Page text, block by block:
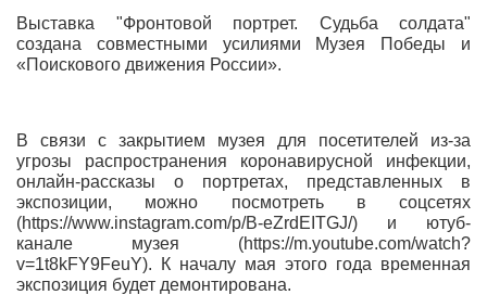
Выставка "Фронтовой портрет. Судьба солдата"
создана совместными усилиями Музея Победы и
«Поискового движения России».
В связи с закрытием музея для посетителей из-за
угрозы распространения коронавирусной инфекции,
онлайн-рассказы о портретах, представленных в
экспозиции, можно посмотреть в соцсетях
(https://www.instagram.com/p/B-eZrdEITGJ/) и ютуб-
канале музея (https://m.youtube.com/watch?
v=1t8kFY9FeuY). К началу мая этого года временная
экспозиция будет демонтирована.